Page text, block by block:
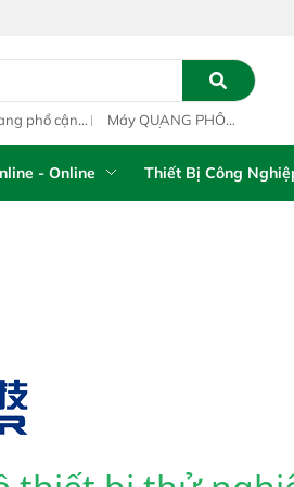
phố Hồ Chí Minh, Việt Nam
phổ cận
Máy QUANG PHỔ
Vista-R
- Online Thiết Bị Công